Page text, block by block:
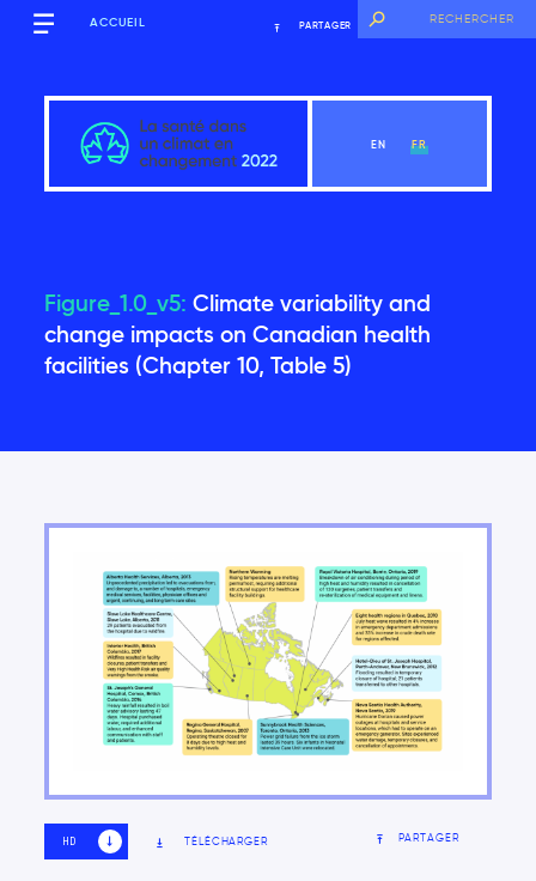
ACCUEIL PARTAGER
EN FR
Figure_1.0_v5: Climate variability and
change impacts on Canadian health
facilities (Chapter 10, Table 5)
HD SD TÉLÉCHARGER PARTAGER
Mise en contexte
Voir le chapitre
Remerciements
Structure du rapport